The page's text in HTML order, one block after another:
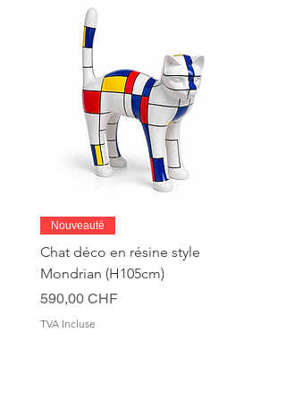
Nouveauté
Chat déco en résine style
Mondrian (H105cm)
Prix
590,00 CHF
TVA Incluse